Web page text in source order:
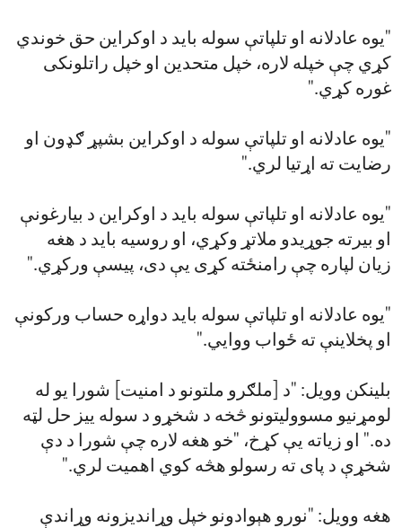
"یوه عادلانه او تلپاتې سوله باید د اوکراین حق خوندي
کړي چې خپله لاره، خپل متحدین او خپل راتلونکی
غوره کړي."
"یوه عادلانه او تلپاتې سوله د اوکراین بشپړ ګډون او
رضایت ته اړتیا لري."
"یوه عادلانه او تلپاتې سوله باید د اوکراین د بیارغونې
او بیرته جوړیدو ملاتړ وکړي، او روسیه باید د هغه
زیان لپاره چې رامنځته کړی یې دی، پیسې ورکړي."
"یوه عادلانه او تلپاتې سوله باید دواړه حساب ورکونې
او پخلاینې ته ځواب ووایي."
بلینکن وویل: "د [ملګرو ملتونو د امنیت] شورا یو له
لومړنیو مسوولیتونو څخه د شخړو د سوله ییز حل لټه
ده." او زیاته یې کړخ، "خو هغه لاره چې شورا د دې
شخړې د پای ته رسولو هڅه کوي اهمیت لري."
هغه وويل: "نورو هېوادونو خپل وړانديزونه وړاندې